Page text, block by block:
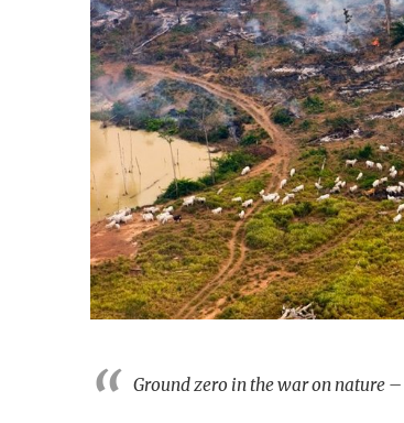
Ground zero in the war on nature